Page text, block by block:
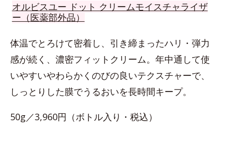
オルビスユー ドット クリームモイスチャライザ
ー（医薬部外品）
体温でとろけて密着し、引き締まったハリ・弾力
感が続く、濃密フィットクリーム。年中通して使
いやすいやわらかくのびの良いテクスチャーで、
しっとりした膜でうるおいを長時間キープ。
50g／3,960円（ボトル入り・税込）